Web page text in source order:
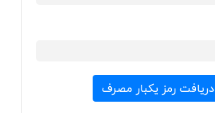
دریافت رمز یکبار مصرف